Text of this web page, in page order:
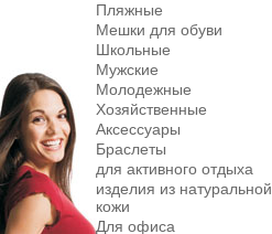
Пляжные
Мешки для обуви
Школьные
Мужские
Молодежные
Хозяйственные
Аксессуары
Браслеты
для активного отдыха
изделия из натуральной
кожи
Для офиса